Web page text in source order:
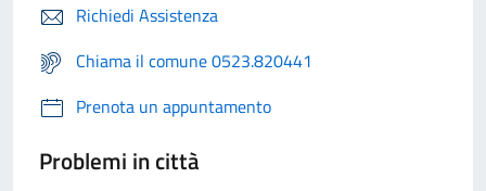
Richiedi Assistenza
Chiama il comune 0523.820441
Prenota un appuntamento
Problemi in città